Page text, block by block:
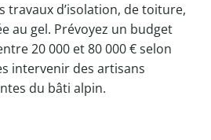
travaux d’isolation, de toiture,
au gel. Prévoyez un budget
20 000 et 80 000 € selon
intervenir des artisans
du bâti alpin.